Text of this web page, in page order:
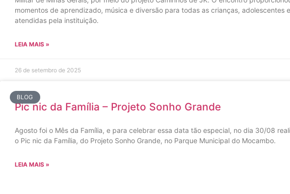
momentos de aprendizado, música e diversão para todas as crianças, adolescentes
atendidas pela instituição.
LEIA MAIS »
26 de setembro de 2025
BLOG
Pic nic da Família – Projeto Sonho Grande
Agosto foi o Mês da Família, e para celebrar essa data tão especial, no dia 30/08
o Pic nic da Família, do Projeto Sonho Grande, no Parque Municipal do Mocambo.
LEIA MAIS »